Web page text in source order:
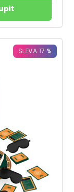
SLEVA 17 %